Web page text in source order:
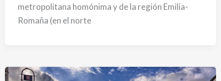
metropolitana homónima y de la región Emilia-
Romaña (en el norte